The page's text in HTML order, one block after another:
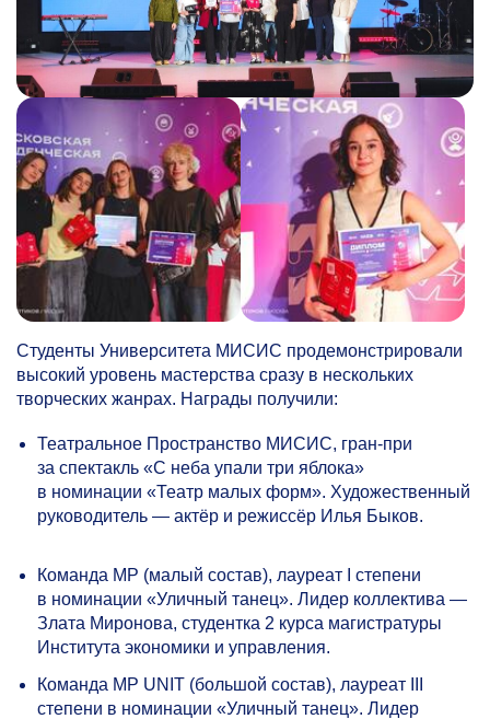
Студенты Университета МИСИС продемонстрировали
высокий уровень мастерства сразу в нескольких
творческих жанрах. Награды получили:
Театральное Пространство МИСИС, гран-при
за спектакль «С неба упали три яблока»
в номинации «Театр малых форм». Художественный
руководитель — актёр и режиссёр Илья Быков.
Команда MP (малый состав), лауреат I степени
в номинации «Уличный танец». Лидер коллектива —
Злата Миронова, студентка 2 курса магистратуры
Института экономики и управления.
Команда MP UNIT (большой состав), лауреат III
степени в номинации «Уличный танец». Лидер